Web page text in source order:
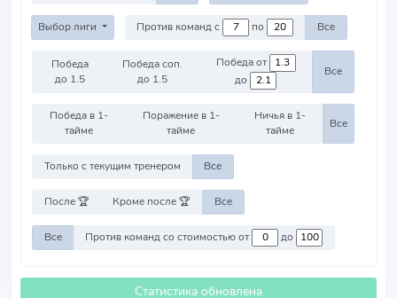
Выбор лиги Против команд с по Все
Победа
до 1.5
Победа соп.
до 1.5
Победа от
до
Все
Победа в 1-
тайме
Поражение в 1-
тайме
Ничья в 1-
тайме
Все
Только с текущим тренером Все
После 🏆 Кроме после 🏆 Все
Все Против команд со стоимостью от до
Статистика обновлена